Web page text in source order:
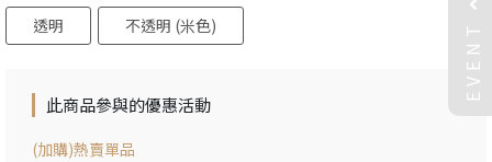
透明
不透明 (米色)
此商品參與的優惠活動
(加購)熱賣單品
EVENT